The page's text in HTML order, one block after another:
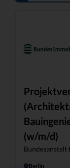
(w/m/d)
Berlin